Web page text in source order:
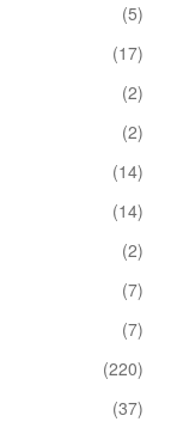
(5)
(17)
(2)
(2)
(14)
(14)
(2)
(7)
(7)
(220)
(37)